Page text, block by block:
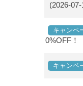
(2026-07-
キャンペ
0%OFF！
キャンペ